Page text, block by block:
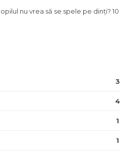
nu vrea să se spele pe dinți? 10
3
4
1
1